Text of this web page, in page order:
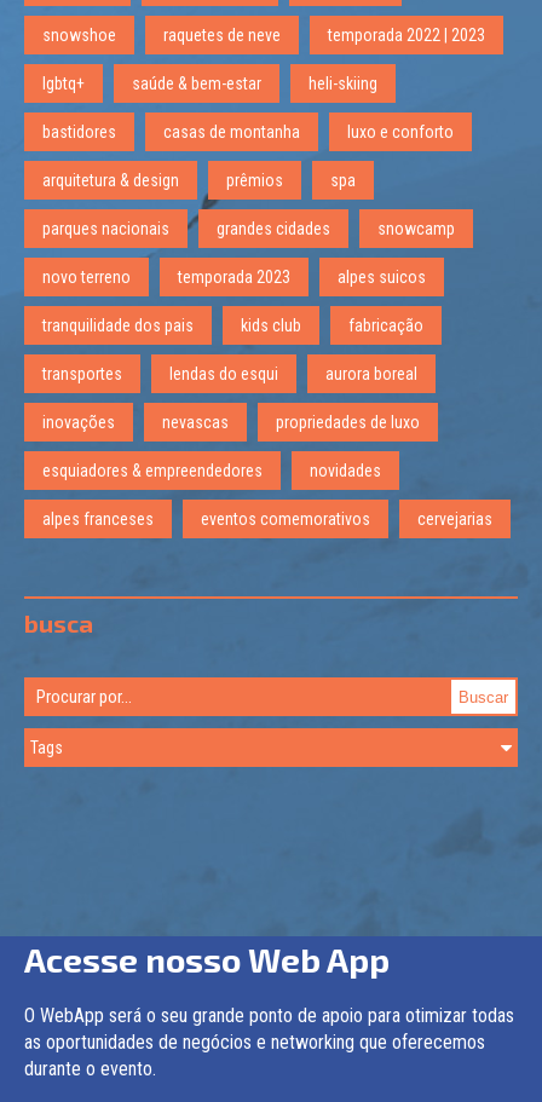
snowshoe raquetes de neve temporada 2022 | 2023
lgbtq+ saúde & bem-estar heli-skiing
bastidores casas de montanha luxo e conforto
arquitetura & design prêmios spa
parques nacionais grandes cidades snowcamp
novo terreno temporada 2023 alpes suicos
tranquilidade dos pais kids club fabricação
transportes lendas do esqui aurora boreal
inovações nevascas propriedades de luxo
esquiadores & empreendedores novidades
alpes franceses eventos comemorativos cervejarias
busca
Acesse nosso Web App
O WebApp será o seu grande ponto de apoio para otimizar todas
as oportunidades de negócios e networking que oferecemos
durante o evento.